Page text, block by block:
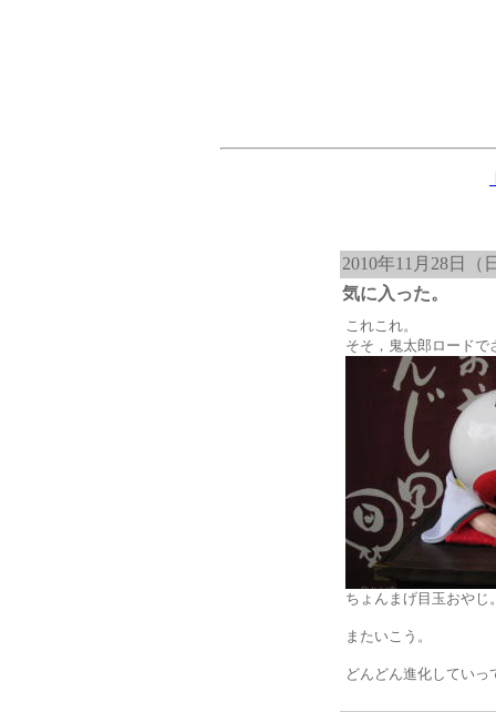
2010年11月28日（
気に入った。
これこれ。
そそ，鬼太郎ロードで
ちょんまげ目玉おやじ
またいこう。
どんどん進化していっ